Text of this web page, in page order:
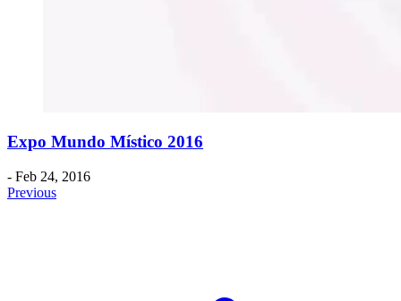
Expo Mundo Místico 2016
- Feb 24, 2016
Previous